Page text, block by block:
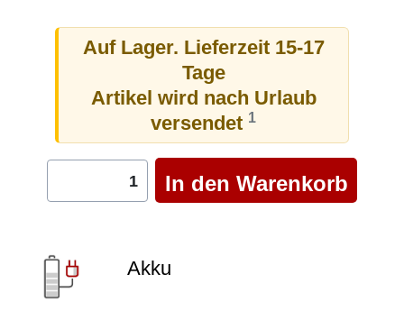
Auf Lager. Lieferzeit 15-17
Tage
Artikel wird nach Urlaub
versendet 1
Akku